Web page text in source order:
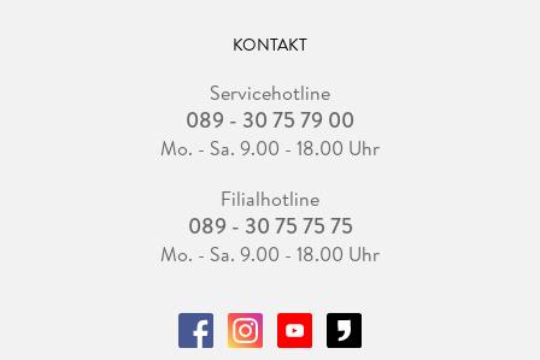
KONTAKT
Servicehotline
089 - 30 75 79 00
Mo. - Sa. 9.00 - 18.00 Uhr
Filialhotline
089 - 30 75 75 75
Mo. - Sa. 9.00 - 18.00 Uhr